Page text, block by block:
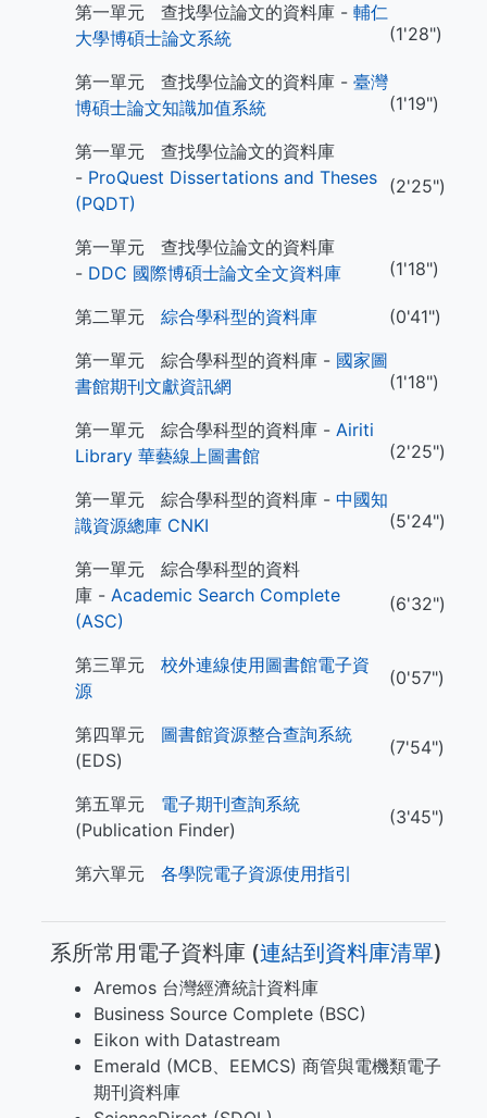
第一單元 查找學位論文的資料庫 - 輔仁
大學博碩士論文系統
(1'28")
第一單元 查找學位論文的資料庫 - 臺灣
博碩士論文知識加值系統
(1'19")
第一單元 查找學位論文的資料庫
- ProQuest Dissertations and Theses
(PQDT)
(2'25")
第一單元 查找學位論文的資料庫
- DDC 國際博碩士論文全文資料庫 (1'18")
第二單元 綜合學科型的資料庫
(0'41")
第一單元 綜合學科型的資料庫 - 國家圖
書館期刊文獻資訊網
(1'18")
第一單元 綜合學科型的資料庫 - Airiti
Library 華藝線上圖書館
(2'25")
第一單元 綜合學科型的資料庫 - 中國知
識資源總庫 CNKI
(5'24")
第一單元 綜合學科型的資料
庫 - Academic Search Complete
(ASC)
(6'32")
第三單元 校外連線使用圖書館電子資
源
(0'57")
第四單元 圖書館資源整合查詢系統
(EDS)
(7'54")
第五單元 電子期刊查詢系統
(Publication Finder)
(3'45")
第六單元 各學院電子資源使用指引
系所常用電子資料庫 (​​​連結到資料庫清單)
Aremos 台灣經濟統計資料庫
Business Source Complete (BSC)
Eikon with Datastream
Emerald (MCB、EEMCS) 商管與電機類電子
期刊資料庫